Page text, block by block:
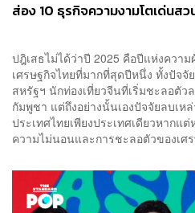
ส่อง 10 ธุรกิจความงามโตเด่นส
ปฎิเสธไม่ได้ว่าปี 2025 คือปีแห่งควา
เศรษฐกิจไทยที่มากที่สุดปีหนึ่ง ทั้งปัจ
สหรัฐฯ นักท่องเที่ยวจีนที่เริ่มชะลอตัว
กัมพูชา แต่ถึงอย่างนั้นเองปัจจัยลบเห
ประเทศไทยเพียงประเทศเดียวหากแ
ความไม่นอนและการชะลอตัวของเศ